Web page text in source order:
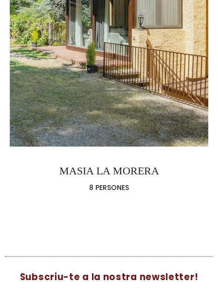
MASIA LA MORERA
8 PERSONES
Subscriu-te a la nostra newsletter!